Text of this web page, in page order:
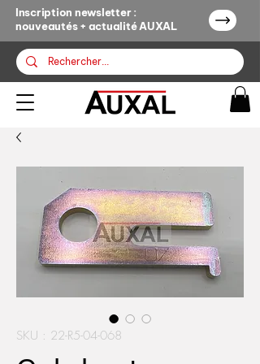
Inscription newsletter :
nouveautés + actualité AUXAL
SKU : 22-R5-04-068